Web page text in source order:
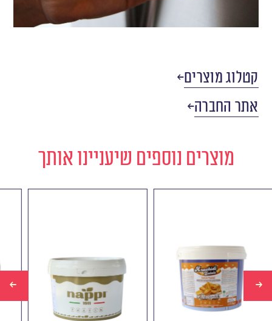
קטלוג מוצרים
אתר החברה
מוצרים נוספים שיעניינו אותך